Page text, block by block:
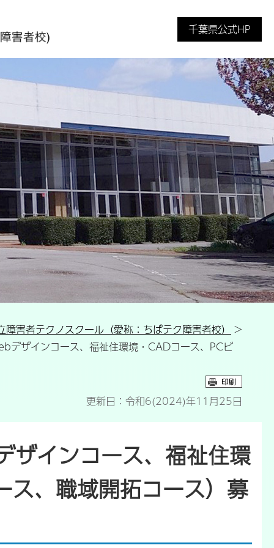
千葉県公式HP
障害者テクノスクール（愛称：ちばテク障害者校） >
更新日：令和6(2024)年11月25日
インコース、福祉住環
、職域開拓コース）募